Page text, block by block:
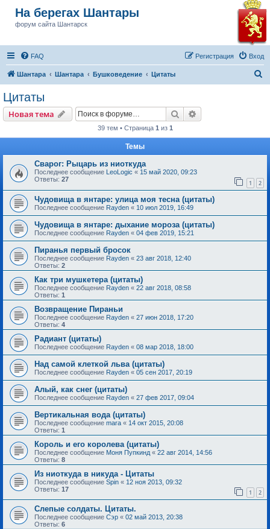
На берегах Шантары
форум сайта Шантарск
FAQ Вход
Регистрация
Шантара Шантара Бушковедение Цитаты
Цитаты
Новая тема Поиск
39 тем • Страница 1 из 1
Темы
Сварог: Рыцарь из ниоткуда
Последнее сообщение LeoLogic « 15 май 2020, 09:23
Ответы: 27 1 2
Чудовища в янтаре: улица моя тесна (цитаты)
Последнее сообщение Rayden « 10 июл 2019, 16:49
Чудовища в янтаре: дыхание мороза (цитаты)
Последнее сообщение Rayden « 04 фев 2019, 15:21
Пиранья первый бросок
Последнее сообщение Rayden « 23 авг 2018, 12:40
Ответы: 2
Как три мушкетера (цитаты)
Последнее сообщение Rayden « 22 авг 2018, 08:58
Ответы: 1
Возвращение Пираньи
Последнее сообщение Rayden « 27 июн 2018, 17:20
Ответы: 4
Радиант (цитаты)
Последнее сообщение Rayden « 08 мар 2018, 18:00
Над самой клеткой льва (цитаты)
Последнее сообщение Rayden « 05 сен 2017, 20:19
Алый, как снег (цитаты)
Последнее сообщение Rayden « 27 фев 2017, 09:04
Вертикальная вода (цитаты)
Последнее сообщение mara « 14 окт 2015, 20:08
Ответы: 1
Король и его королева (цитаты)
Последнее сообщение Моня Пупкинд « 22 авг 2014, 14:56
Ответы: 8
Из ниоткуда в никуда - Цитаты
Последнее сообщение Spin « 12 ноя 2013, 09:32
Ответы: 17 1 2
Слепые солдаты. Цитаты.
Последнее сообщение Сэр « 02 май 2013, 20:38
Ответы: 6